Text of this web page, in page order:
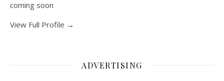
coming soon
View Full Profile →
ADVERTISING